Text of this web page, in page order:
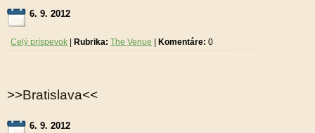
6. 9. 2012
Celý príspevok Rubrika: The Venue Komentáre: 0
>>Bratislava<<
6. 9. 2012